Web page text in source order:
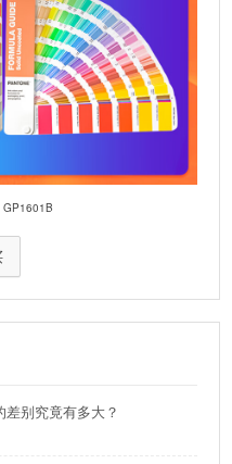
GP1601B
别究竟有多大？